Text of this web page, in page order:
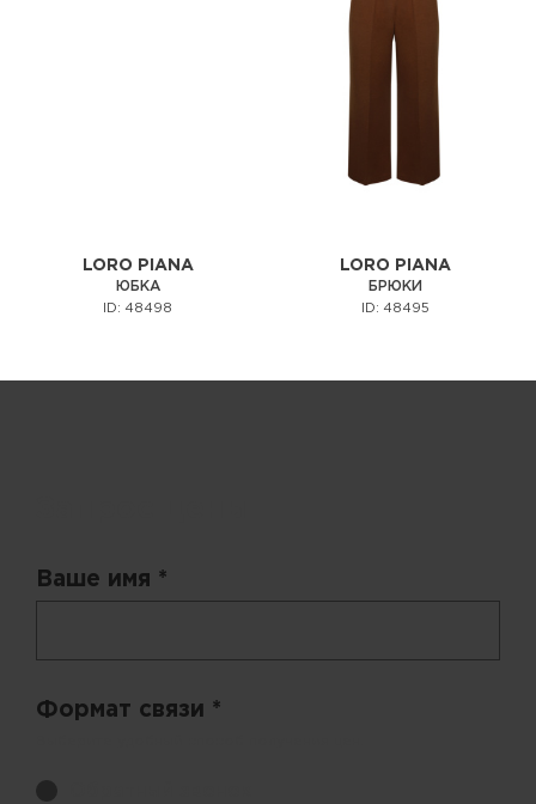
LORO PIANA
ЮБКА
ID: 48498
LORO PIANA
БРЮКИ
ID: 48495
Ваше имя *
Формат связи *